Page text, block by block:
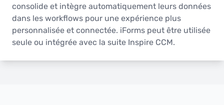
consolide et intègre automatiquement leurs données
dans les workflows pour une expérience plus
personnalisée et connectée. iForms peut être utilisée
seule ou intégrée avec la suite Inspire CCM.